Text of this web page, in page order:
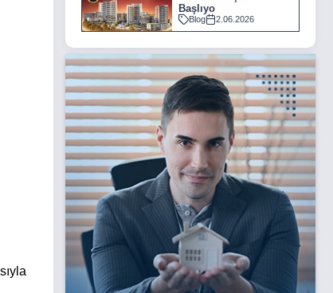
Başlıyo
Blog 2.06.2026